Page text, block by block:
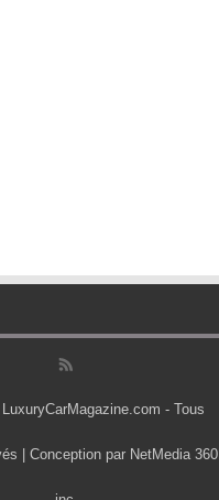
- Tous
| Conception par NetMedia 360